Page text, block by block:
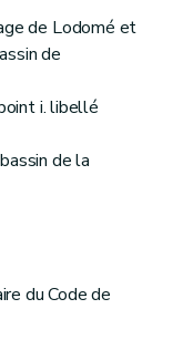
de Lodomé et
de
i. libellé
de la
du Code de